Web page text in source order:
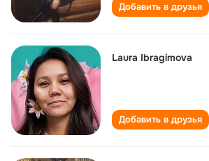
Добавить в друзья
Laura Ibragimova
Добавить в друзья